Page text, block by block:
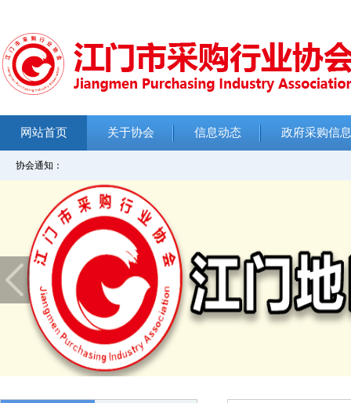
网站首页 关于协会 信息动态 政府采购信息
协会通知：